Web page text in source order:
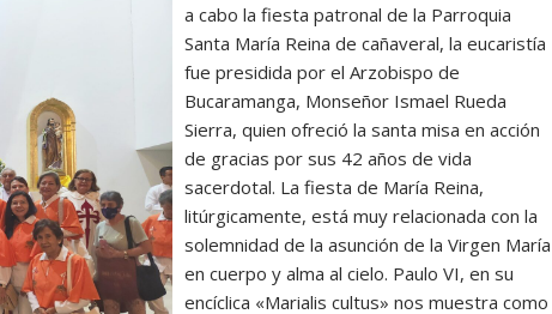
a cabo la fiesta patronal de la Parroquia
Santa María Reina de cañaveral, la eucaristía
fue presidida por el Arzobispo de
Bucaramanga, Monseñor Ismael Rueda
Sierra, quien ofreció la santa misa en acción
de gracias por sus 42 años de vida
sacerdotal. La fiesta de María Reina,
litúrgicamente, está muy relacionada con la
solemnidad de la asunción de la Virgen María
en cuerpo y alma al cielo. Paulo VI, en su
encíclica «Marialis cultus» nos muestra como